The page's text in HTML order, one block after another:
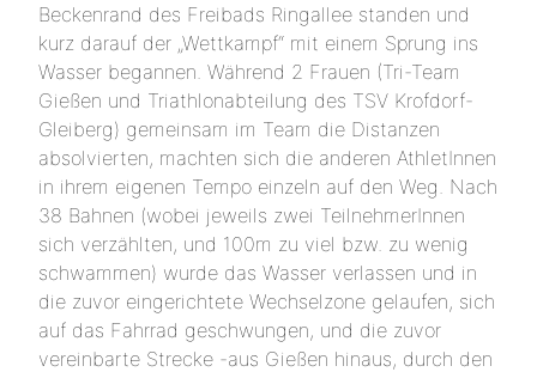
Beckenrand des Freibads Ringallee standen und
kurz darauf der „Wettkampf“ mit einem Sprung ins
Wasser begannen. Während 2 Frauen (Tri-Team
Gießen und Triathlonabteilung des TSV Krofdorf-
Gleiberg) gemeinsam im Team die Distanzen
absolvierten, machten sich die anderen AthletInnen
in ihrem eigenen Tempo einzeln auf den Weg. Nach
38 Bahnen (wobei jeweils zwei TeilnehmerInnen
sich verzählten, und 100m zu viel bzw. zu wenig
schwammen) wurde das Wasser verlassen und in
die zuvor eingerichtete Wechselzone gelaufen, sich
auf das Fahrrad geschwungen, und die zuvor
vereinbarte Strecke -aus Gießen hinaus, durch den